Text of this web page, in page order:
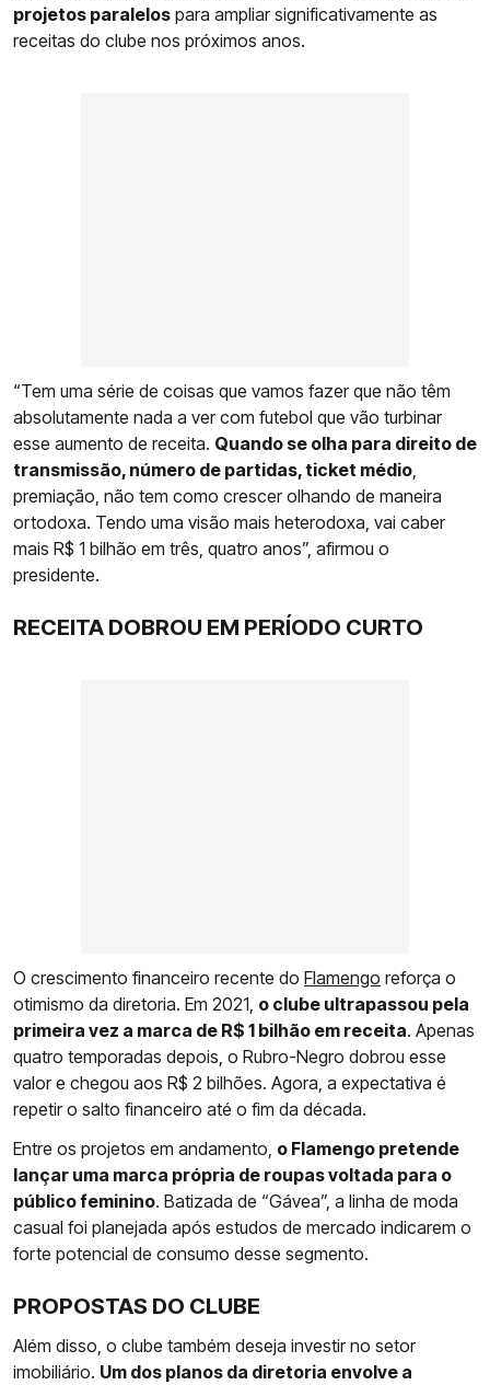
projetos paralelos para ampliar significativamente as
receitas do clube nos próximos anos.
“Tem uma série de coisas que vamos fazer que não têm
absolutamente nada a ver com futebol que vão turbinar
esse aumento de receita. Quando se olha para direito de
transmissão, número de partidas, ticket médio
premiação, não tem como crescer olhando de maneira
ortodoxa. Tendo uma visão mais heterodoxa, vai caber
mais R$ 1 bilhão em três, quatro anos”, afirmou o
presidente.
RECEITA DOBROU EM PERÍODO CURTO
O crescimento financeiro recente do Flamengo reforça o
otimismo da diretoria. Em 2021, o clube ultrapassou pela
primeira vez a marca de R$ 1 bilhão em receita. Apenas
quatro temporadas depois, o Rubro-Negro dobrou esse
valor e chegou aos R$ 2 bilhões. Agora, a expectativa é
repetir o salto financeiro até o fim da década.
Entre os projetos em andamento, o Flamengo pretende
lançar uma marca própria de roupas voltada para o
público feminino. Batizada de “Gávea”, a linha de moda
casual foi planejada após estudos de mercado indicarem o
forte potencial de consumo desse segmento.
PROPOSTAS DO CLUBE
Além disso, o clube também deseja investir no setor
imobiliário. Um dos planos da diretoria envolve a